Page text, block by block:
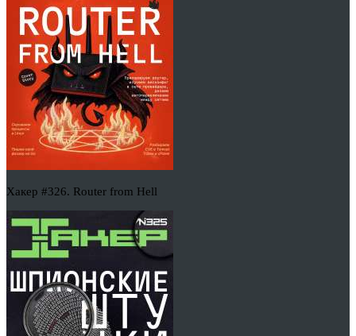
Хакер #326. Router from Hell